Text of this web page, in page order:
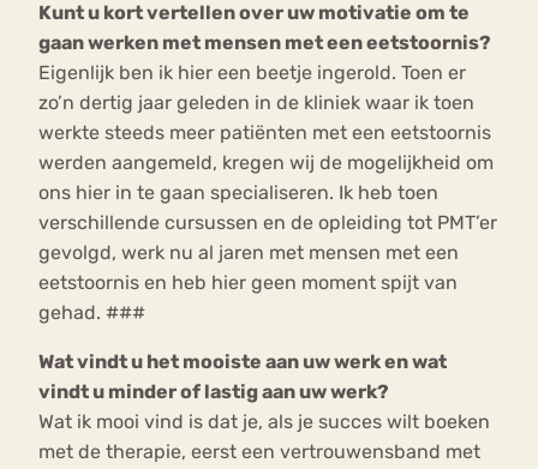
Kunt u kort vertellen over uw motivatie om te
gaan werken met mensen met een eetstoornis?
Eigenlijk ben ik hier een beetje ingerold. Toen er
zo’n dertig jaar geleden in de kliniek waar ik toen
werkte steeds meer patiënten met een eetstoornis
werden aangemeld, kregen wij de mogelijkheid om
ons hier in te gaan specialiseren. Ik heb toen
verschillende cursussen en de opleiding tot PMT’er
gevolgd, werk nu al jaren met mensen met een
eetstoornis en heb hier geen moment spijt van
gehad. ###
Wat vindt u het mooiste aan uw werk en wat
vindt u minder of lastig aan uw werk?
Wat ik mooi vind is dat je, als je succes wilt boeken
met de therapie, eerst een vertrouwensband met